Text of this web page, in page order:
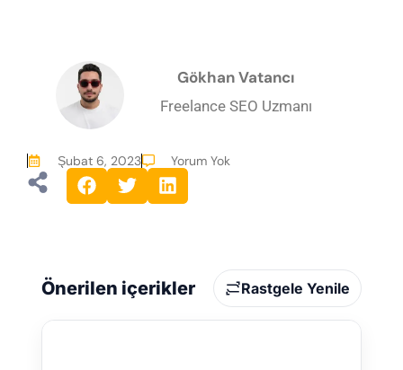
Gökhan Vatancı
Freelance SEO Uzmanı
Şubat 6, 2023 Yorum Yok
Önerilen içerikler Rastgele Yenile